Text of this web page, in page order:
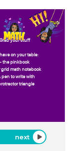
Grab your stuff
on your table:
- the pinkbook
grid math notebook
pen to write with
triangle
next